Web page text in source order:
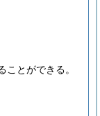
とができる。